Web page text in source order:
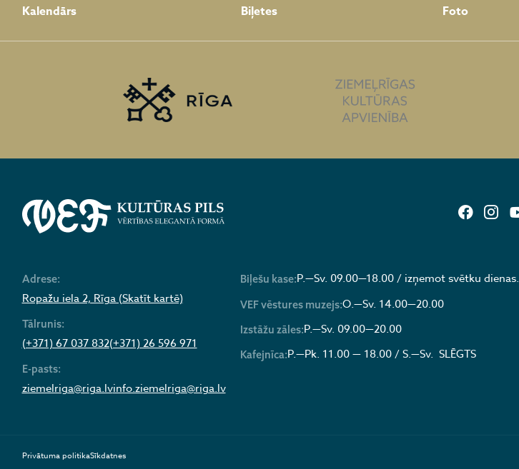
Kalendārs Biļetes Foto
Adrese:
Ropažu iela 2, Rīga (Skatīt kartē)
Tālrunis:
(+371) 67 037 832(+371) 26 596 971
E-pasts:
ziemelriga@riga.lvinfo.ziemelriga@riga.lv
Biļešu kase:P.—Sv. 09.00—18.00 / izņemot svētku dienas.
VEF vēstures muzejs:O.—Sv. 14.00—20.00
Izstāžu zāles:P.—Sv. 09.00—20.00
Kafejnīca:P.—Pk. 11.00 — 18.00 / S.—Sv. SLĒGTS
Privātuma politikaSīkdatnes